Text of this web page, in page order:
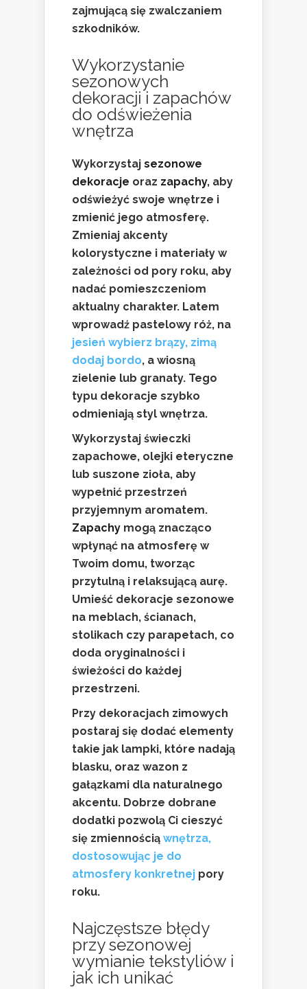
zajmującą się zwalczaniem
szkodników.
Wykorzystanie
sezonowych
dekoracji i zapachów
do odświeżenia
wnętrza
Wykorzystaj sezonowe
dekoracje oraz zapachy, aby
odświeżyć swoje wnętrze i
zmienić jego atmosferę.
Zmieniaj akcenty
kolorystyczne i materiały w
zależności od pory roku, aby
nadać pomieszczeniom
aktualny charakter. Latem
wprowadź pastelowy róż, na
jesień wybierz brązy, zimą
dodaj bordo, a wiosną
zielenie lub granaty. Tego
typu dekoracje szybko
odmieniają styl wnętrza.
Wykorzystaj świeczki
zapachowe, olejki eteryczne
lub suszone zioła, aby
wypełnić przestrzeń
przyjemnym aromatem.
Zapachy mogą znacząco
wpłynąć na atmosferę w
Twoim domu, tworząc
przytulną i relaksującą aurę.
Umieść dekoracje sezonowe
na meblach, ścianach,
stolikach czy parapetach, co
doda oryginalności i
świeżości do każdej
przestrzeni.
Przy dekoracjach zimowych
postaraj się dodać elementy
takie jak lampki, które nadają
blasku, oraz wazon z
gałązkami dla naturalnego
akcentu. Dobrze dobrane
dodatki pozwolą Ci cieszyć
się zmiennością wnętrza,
dostosowując je do
atmosfery konkretnej pory
roku.
Najczęstsze błędy
przysezonowej
wymianie tekstyliów i
jak ich unikać